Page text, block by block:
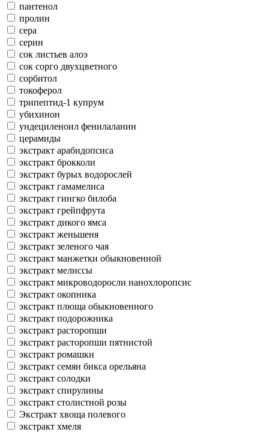
пантенол
пролин
сера
серин
сок листьев алоэ
сок сорго двухцветного
сорбитол
токоферол
трипептид-1 купрум
убихинон
ундециленоил фенилаланин
церамиды
экстракт арабидопсиса
экстракт брокколи
экстракт бурых водорослей
экстракт гамамелиса
экстракт гингко билоба
экстракт грейпфрута
экстракт дикого ямса
экстракт женьшеня
экстракт зеленого чая
экстракт манжетки обыкновенной
экстракт мелиссы
экстракт микроводоросли нанохлоропсис
экстракт окопника
экстракт плюща обыкновенного
экстракт подорожника
экстракт расторопши
экстракт расторопши пятнистой
экстракт ромашки
экстракт семян бикса орельяна
экстракт солодки
экстракт спирулины
экстракт столистной розы
Экстракт хвоща полевого
экстракт хмеля